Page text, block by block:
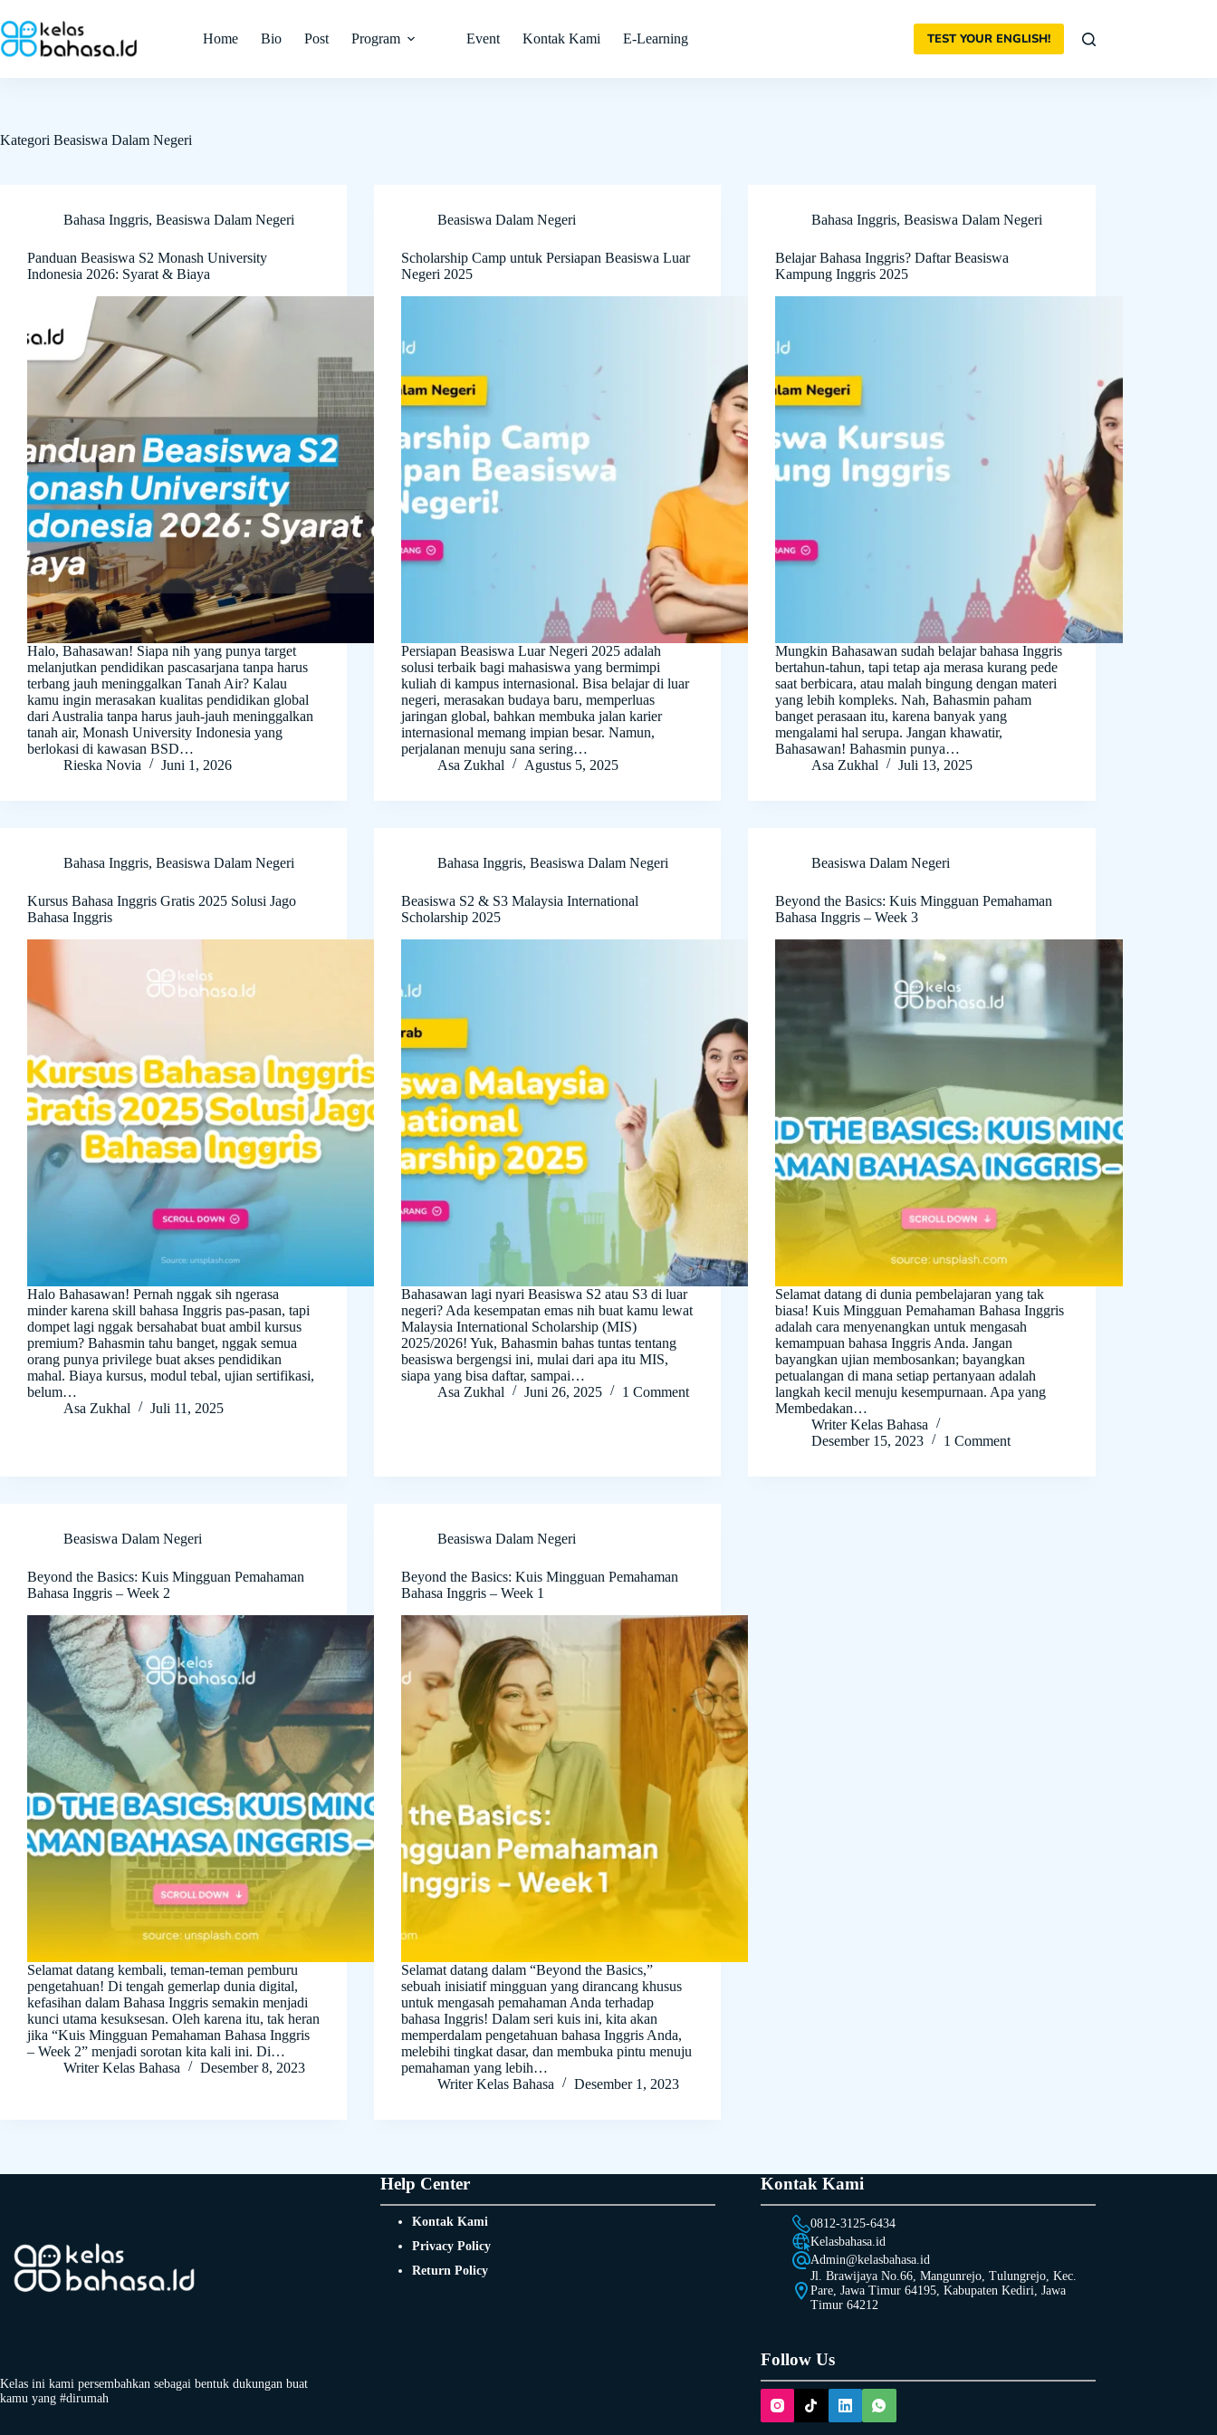
to
content
Home Bio Post Program Event Kontak Kami E-Learning TEST YOUR ENGLISH!
Kategori Beasiswa Dalam Negeri
Bahasa Inggris, Beasiswa Dalam Negeri
Panduan Beasiswa S2 Monash University
Indonesia 2026: Syarat & Biaya
Halo, Bahasawan! Siapa nih yang punya target
melanjutkan pendidikan pascasarjana tanpa harus
terbang jauh meninggalkan Tanah Air? Kalau
kamu ingin merasakan kualitas pendidikan global
dari Australia tanpa harus jauh-jauh meninggalkan
tanah air, Monash University Indonesia yang
berlokasi di kawasan BSD…
Rieska Novia
Juni 1, 2026
Beasiswa Dalam Negeri
Scholarship Camp untuk Persiapan Beasiswa Luar
Negeri 2025
Persiapan Beasiswa Luar Negeri 2025 adalah
solusi terbaik bagi mahasiswa yang bermimpi
kuliah di kampus internasional. Bisa belajar di luar
negeri, merasakan budaya baru, memperluas
jaringan global, bahkan membuka jalan karier
internasional memang impian besar. Namun,
perjalanan menuju sana sering…
Asa Zukhal
Agustus 5, 2025
Bahasa Inggris,Beasiswa Dalam Negeri
Belajar Bahasa Inggris? Daftar Beasiswa
Kampung Inggris 2025
Mungkin Bahasawan sudah belajar bahasa Inggris
bertahun-tahun, tapi tetap aja merasa kurang pede
saat berbicara, atau malah bingung dengan materi
yang lebih kompleks. Nah, Bahasmin paham
banget perasaan itu, karena banyak yang
mengalami hal serupa. Jangan khawatir,
Bahasawan! Bahasmin punya…
Asa Zukhal
Juli 13, 2025
Bahasa Inggris, Beasiswa Dalam Negeri
Kursus Bahasa Inggris Gratis 2025 Solusi Jago
Bahasa Inggris
Halo Bahasawan! Pernah nggak sih ngerasa
minder karena skill bahasa Inggris pas-pasan, tapi
dompet lagi nggak bersahabat buat ambil kursus
premium? Bahasmin tahu banget, nggak semua
orang punya privilege buat akses pendidikan
mahal. Biaya kursus, modul tebal, ujian sertifikasi,
belum…
Asa Zukhal
Juli 11, 2025
Bahasa Inggris,Beasiswa Dalam Negeri
Beasiswa S2 & S3 Malaysia International
Scholarship 2025
Bahasawan lagi nyari Beasiswa S2 atau S3 di luar
negeri? Ada kesempatan emas nih buat kamu lewat
Malaysia International Scholarship (MIS)
2025/2026! Yuk, Bahasmin bahas tuntas tentang
beasiswa bergengsi ini, mulai dari apa itu MIS,
siapa yang bisa daftar, sampai…
Asa Zukhal
Juni 26, 2025 1 Comment
Beasiswa Dalam Negeri
Beyond the Basics: Kuis Mingguan Pemahaman
Bahasa Inggris – Week 3
Selamat datang di dunia pembelajaran yang tak
biasa! Kuis Mingguan Pemahaman Bahasa Inggris
adalah cara menyenangkan untuk mengasah
kemampuan bahasa Inggris Anda. Jangan
bayangkan ujian membosankan; bayangkan
petualangan di mana setiap pertanyaan adalah
langkah kecil menuju kesempurnaan. Apa yang
Membedakan…
Writer Kelas Bahasa
Desember 15, 2023
1 Comment
Beasiswa Dalam Negeri
Beyond the Basics: Kuis Mingguan Pemahaman
Bahasa Inggris – Week 2
Selamat datang kembali, teman-teman pemburu
pengetahuan! Di tengah gemerlap dunia digital,
kefasihan dalam Bahasa Inggris semakin menjadi
kunci utama kesuksesan. Oleh karena itu, tak heran
jika “Kuis Mingguan Pemahaman Bahasa Inggris
– Week 2” menjadi sorotan kita kali ini. Di…
Writer Kelas Bahasa
Desember 8, 2023
Beasiswa Dalam Negeri
Beyond the Basics: Kuis Mingguan Pemahaman
Bahasa Inggris – Week 1
Selamat datang dalam “Beyond the Basics,”
sebuah inisiatif mingguan yang dirancang khusus
untuk mengasah pemahaman Anda terhadap
bahasa Inggris! Dalam seri kuis ini, kita akan
memperdalam pengetahuan bahasa Inggris Anda,
melebihi tingkat dasar, dan membuka pintu menuju
pemahaman yang lebih…
Writer Kelas Bahasa
Desember 1, 2023
Kelas ini kami persembahkan sebagai bentuk dukungan buat
kamu yang #dirumah
Help Center
Kontak Kami
Privacy Policy
Return Policy
Kontak Kami
0812-3125-6434
Kelasbahasa.id
Admin@kelasbahasa.id
Jl. Brawijaya No.66, Mangunrejo, Tulungrejo, Kec.
Pare, Jawa Timur 64195, Kabupaten Kediri, Jawa
Timur 64212
Follow Us